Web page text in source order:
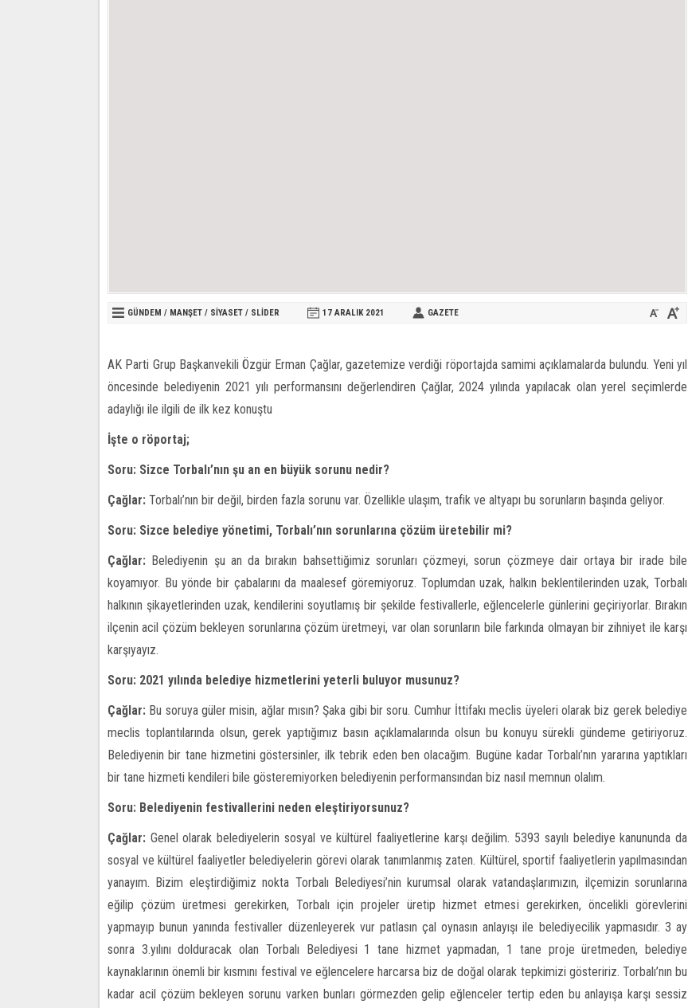
GÜNDEM / MANŞET / SİYASET / SLİDER 17 ARALIK2021 GAZETE
AK Parti Grup Başkanvekili Özgür Erman Çağlar, gazetemize verdiği röportajda samimi açıklamalarda bulundu. Yeni yıl
öncesinde belediyenin 2021 yılı performansını değerlendiren Çağlar, 2024 yılında yapılacak olan yerel seçimlerde
adaylığı ile ilgili de ilk kez konuştu
İşte o röportaj;
Soru: Sizce Torbalı’nın şu an en büyük sorunu nedir?
Çağlar: Torbalı’nın bir değil, birden fazla sorunu var. Özellikle ulaşım, trafik ve altyapı bu sorunların başında geliyor.
Soru: Sizce belediye yönetimi, Torbalı’nın sorunlarına çözüm üretebilir mi?
Çağlar: Belediyenin şu an da bırakın bahsettiğimiz sorunları çözmeyi, sorun çözmeye dair ortaya bir irade bile
koyamıyor. Bu yönde bir çabalarını da maalesef göremiyoruz. Toplumdan uzak, halkın beklentilerinden uzak, Torbalı
halkının şikayetlerinden uzak, kendilerini soyutlamış bir şekilde festivallerle, eğlencelerle günlerini geçiriyorlar. Bırakın
ilçenin acil çözüm bekleyen sorunlarına çözüm üretmeyi, var olan sorunların bile farkında olmayan bir zihniyet ile karşı
karşıyayız.
Soru: 2021 yılında belediye hizmetlerini yeterli buluyor musunuz?
Çağlar: Bu soruya güler misin, ağlar mısın? Şaka gibi bir soru. Cumhur İttifakı meclis üyeleri olarak biz gerek belediye
meclis toplantılarında olsun, gerek yaptığımız basın açıklamalarında olsun bu konuyu sürekli gündeme getiriyoruz.
Belediyenin bir tane hizmetini göstersinler, ilk tebrik eden ben olacağım. Bugüne kadar Torbalı’nın yararına yaptıkları
bir tane hizmeti kendileri bile gösteremiyorken belediyenin performansından biz nasıl memnun olalım.
Soru: Belediyenin festivallerini neden eleştiriyorsunuz?
Çağlar: Genel olarak belediyelerin sosyal ve kültürel faaliyetlerine karşı değilim. 5393 sayılı belediye kanununda da
sosyal ve kültürel faaliyetler belediyelerin görevi olarak tanımlanmış zaten. Kültürel, sportif faaliyetlerin yapılmasından
yanayım. Bizim eleştirdiğimiz nokta Torbalı Belediyesi’nin kurumsal olarak vatandaşlarımızın, ilçemizin sorunlarına
eğilip çözüm üretmesi gerekirken, Torbalı için projeler üretip hizmet etmesi gerekirken, öncelikli görevlerini
yapmayıp bunun yanında festivaller düzenleyerek vur patlasın çal oynasın anlayışı ile belediyecilik yapmasıdır. 3 ay
sonra 3.yılını dolduracak olan Torbalı Belediyesi 1 tane hizmet yapmadan, 1 tane proje üretmeden, belediye
kaynaklarının önemli bir kısmını festival ve eğlencelere harcarsa biz de doğal olarak tepkimizi gösteririz. Torbalı’nın bu
kadar acil çözüm bekleyen sorunu varken bunları görmezden gelip eğlenceler tertip eden bu anlayışa karşı sessiz